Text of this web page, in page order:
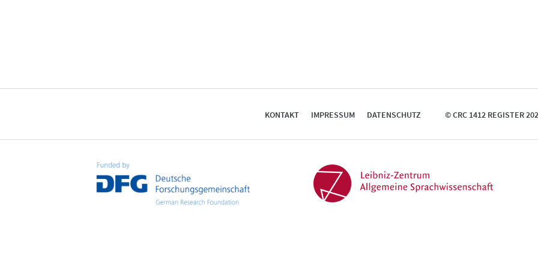
KONTAKT IMPRESSUM DATENSCHUTZ © CRC 1412 REGISTER